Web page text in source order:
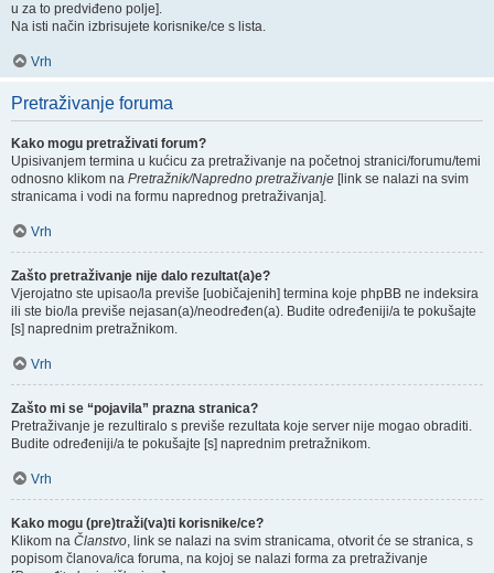
u za to predviđeno polje].
Na isti način izbrisujete korisnike/ce s lista.
Vrh
Pretraživanje foruma
Kako mogu pretraživati forum?
Upisivanjem termina u kućicu za pretraživanje na početnoj stranici/forumu/temi
odnosno klikom na Pretražnik/Napredno pretraživanje [link se nalazi na svim
stranicama i vodi na formu naprednog pretraživanja].
Vrh
Zašto pretraživanje nije dalo rezultat(a)e?
Vjerojatno ste upisao/la previše [uobičajenih] termina koje phpBB ne indeksira
ili ste bio/la previše nejasan(a)/neodređen(a). Budite određeniji/a te pokušajte
[s] naprednim pretražnikom.
Vrh
Zašto mi se “pojavila” prazna stranica?
Pretraživanje je rezultiralo s previše rezultata koje server nije mogao obraditi.
Budite određeniji/a te pokušajte [s] naprednim pretražnikom.
Vrh
Kako mogu (pre)traži(va)ti korisnike/ce?
Klikom na Članstvo, link se nalazi na svim stranicama, otvorit će se stranica, s
popisom članova/ica foruma, na kojoj se nalazi forma za pretraživanje